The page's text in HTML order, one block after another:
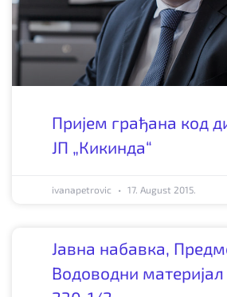
Пријем грађана код
ЈП „Кикинда“
ivanapetrovic 17. August 2015.
Јавна набавка,
Водоводни